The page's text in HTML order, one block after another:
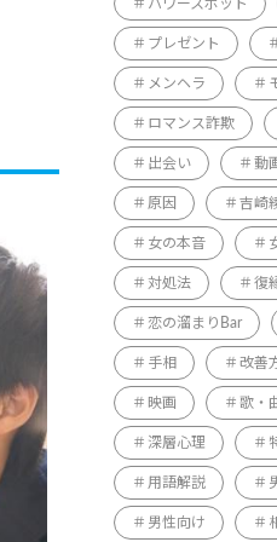
パワースポット
プレゼント
メンヘラ
ロマンス詐欺
出会い 動
原因 吉崎
女の本音
対処法 復
恋の溜まりBar
手相 改善
映画 歌・
深層心理
用語解説
男性向け